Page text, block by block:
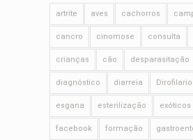
artrite aves cachorros
cancro cinomose consulta
crianças cão desparasitação
diagnóstico diarreia
esgana esterilização exóticos
facebook formação